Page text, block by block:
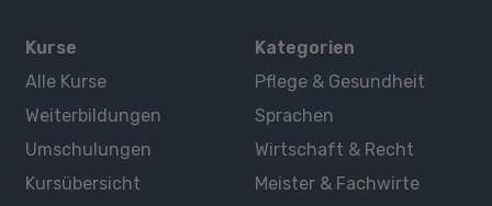
Kurse
Alle Kurse
Weiterbildungen
Umschulungen
Kursübersicht
Kategorien
Pflege & Gesundheit
Sprachen
Wirtschaft & Recht
Meister & Fachwirte